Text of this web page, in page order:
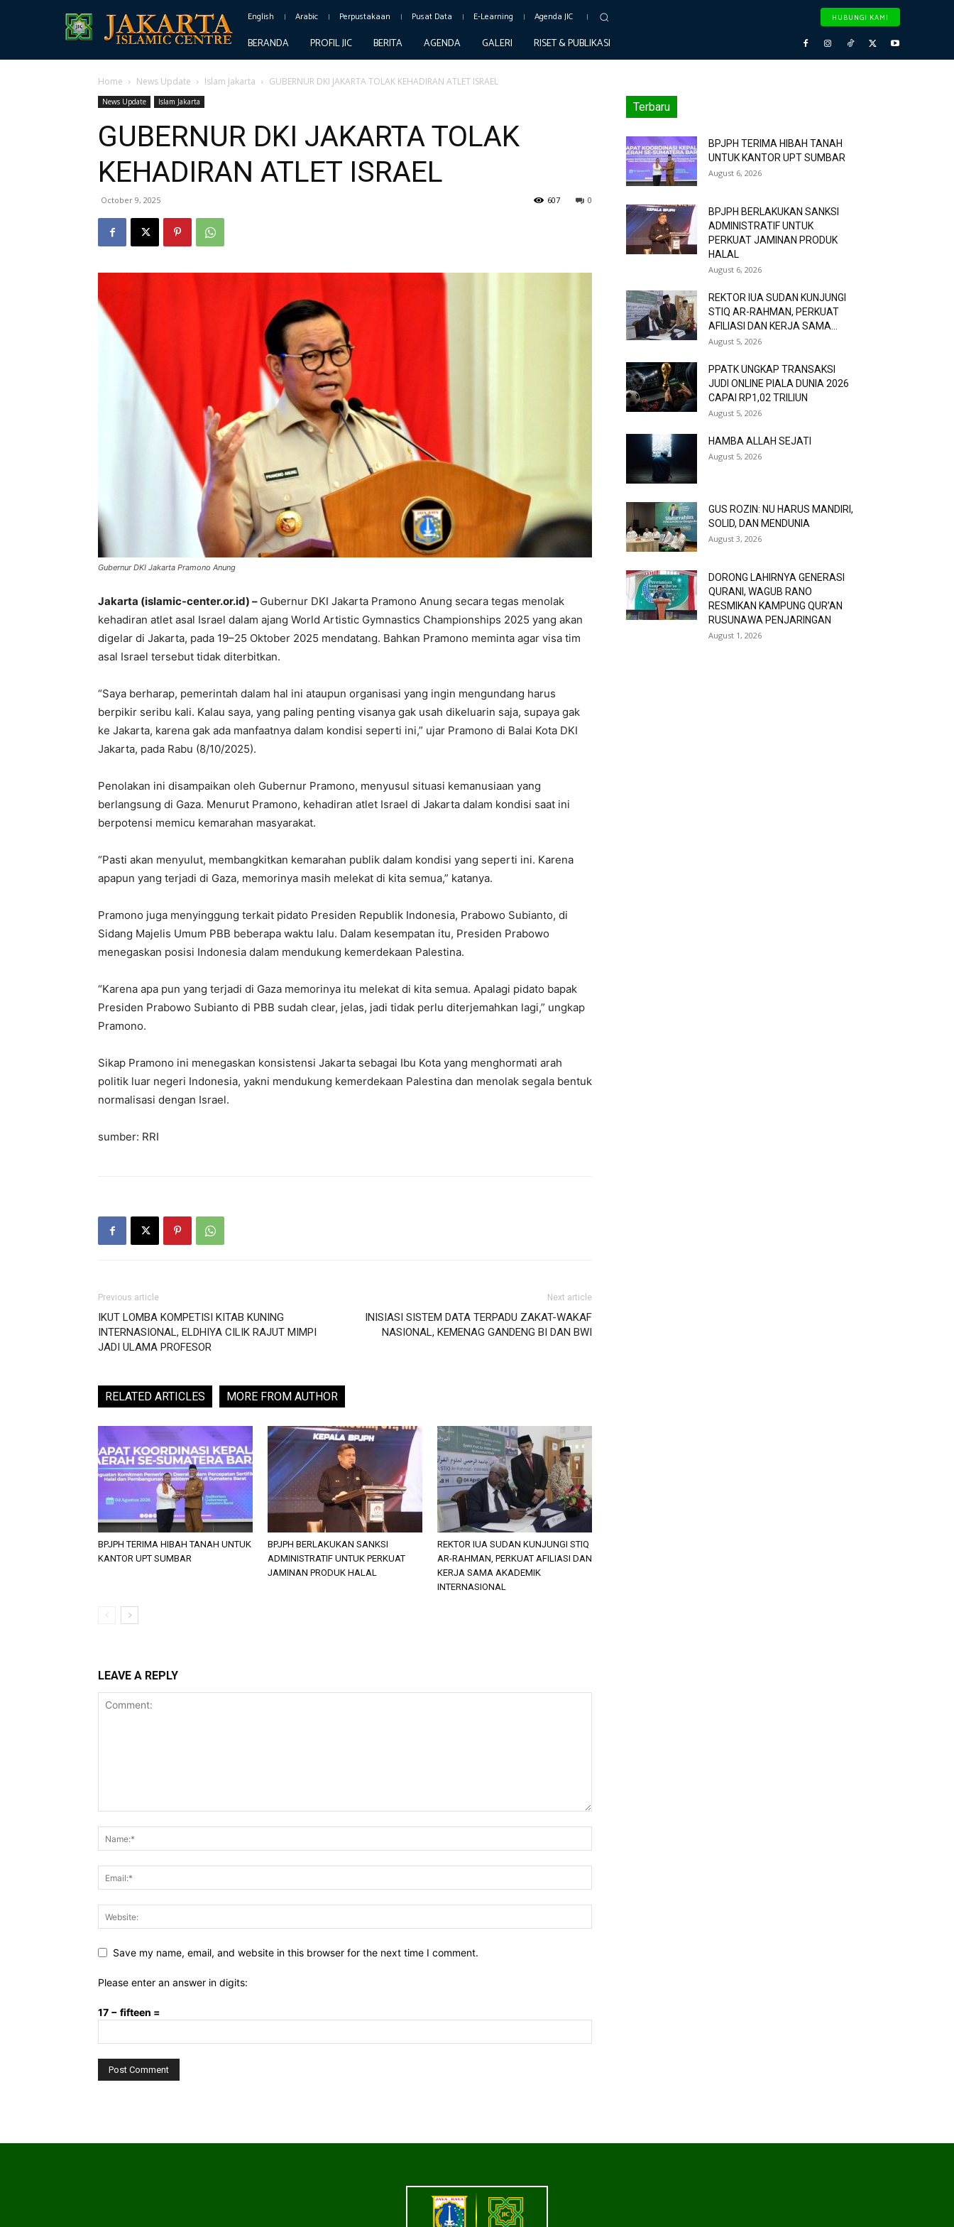
English Arabic Perpustakaan Pusat Data E-Learning Agenda JIC HUBUNGI KAMI
BERANDA PROFIL JIC BERITA AGENDA GALERI RISET & PUBLIKASI
Home News Update Islam Jakarta GUBERNUR DKI JAKARTA TOLAK KEHADIRAN ATLET ISRAEL
News Update Islam Jakarta
GUBERNUR DKI JAKARTA TOLAK
KEHADIRAN ATLET ISRAEL
October 9, 2025 0
607
Gubernur DKI Jakarta Pramono Anung
Jakarta (islamic-center.or.id) – Gubernur DKI Jakarta Pramono Anung secara tegas menolak
kehadiran atlet asal Israel dalam ajang World Artistic Gymnastics Championships 2025 yang akan
digelar di Jakarta, pada 19–25 Oktober 2025 mendatang. Bahkan Pramono meminta agar visa tim
asal Israel tersebut tidak diterbitkan.
“Saya berharap, pemerintah dalam hal ini ataupun organisasi yang ingin mengundang harus
berpikir seribu kali. Kalau saya, yang paling penting visanya gak usah dikeluarin saja, supaya gak
ke Jakarta, karena gak ada manfaatnya dalam kondisi seperti ini,” ujar Pramono di Balai Kota DKI
Jakarta, pada Rabu (8/10/2025).
Penolakan ini disampaikan oleh Gubernur Pramono, menyusul situasi kemanusiaan yang
berlangsung di Gaza. Menurut Pramono, kehadiran atlet Israel di Jakarta dalam kondisi saat ini
berpotensi memicu kemarahan masyarakat.
“Pasti akan menyulut, membangkitkan kemarahan publik dalam kondisi yang seperti ini. Karena
apapun yang terjadi di Gaza, memorinya masih melekat di kita semua,” katanya.
Pramono juga menyinggung terkait pidato Presiden Republik Indonesia, Prabowo Subianto, di
Sidang Majelis Umum PBB beberapa waktu lalu. Dalam kesempatan itu, Presiden Prabowo
menegaskan posisi Indonesia dalam mendukung kemerdekaan Palestina.
“Karena apa pun yang terjadi di Gaza memorinya itu melekat di kita semua. Apalagi pidato bapak
Presiden Prabowo Subianto di PBB sudah clear, jelas, jadi tidak perlu diterjemahkan lagi,” ungkap
Pramono.
Sikap Pramono ini menegaskan konsistensi Jakarta sebagai Ibu Kota yang menghormati arah
politik luar negeri Indonesia, yakni mendukung kemerdekaan Palestina dan menolak segala bentuk
normalisasi dengan Israel.
sumber: RRI
Previous article
IKUT LOMBA KOMPETISI KITAB KUNING
INTERNASIONAL, ELDHIYA CILIK RAJUT MIMPI
JADI ULAMA PROFESOR
Next article
INISIASI SISTEM DATA TERPADU ZAKAT-WAKAF
NASIONAL, KEMENAG GANDENG BI DAN BWI
RELATED ARTICLES MORE FROM AUTHOR
BPJPH TERIMA HIBAH TANAH UNTUK
KANTOR UPT SUMBAR
BPJPH BERLAKUKAN SANKSI
ADMINISTRATIF UNTUK PERKUAT
JAMINAN PRODUK HALAL
REKTOR IUA SUDAN KUNJUNGI STIQ
AR-RAHMAN, PERKUAT AFILIASI DAN
KERJA SAMA AKADEMIK
INTERNASIONAL
LEAVE A REPLY
Save my name, email, and website in this browser for the next time I comment.
Please enter an answer in digits:
17 − fifteen =
Terbaru
BPJPH TERIMA HIBAH TANAH
UNTUK KANTOR UPT SUMBAR
August 6, 2026
BPJPH BERLAKUKAN SANKSI
ADMINISTRATIF UNTUK
PERKUAT JAMINAN PRODUK
HALAL
August 6, 2026
REKTOR IUA SUDAN KUNJUNGI
STIQ AR-RAHMAN, PERKUAT
AFILIASI DAN KERJA SAMA...
August 5, 2026
PPATK UNGKAP TRANSAKSI
JUDI ONLINE PIALA DUNIA 2026
CAPAI RP1,02 TRILIUN
August 5, 2026
HAMBA ALLAH SEJATI
August 5, 2026
GUS ROZIN: NU HARUS MANDIRI,
SOLID, DAN MENDUNIA
August 3, 2026
DORONG LAHIRNYA GENERASI
QURANI, WAGUB RANO
RESMIKAN KAMPUNG QUR’AN
RUSUNAWA PENJARINGAN
August 1, 2026